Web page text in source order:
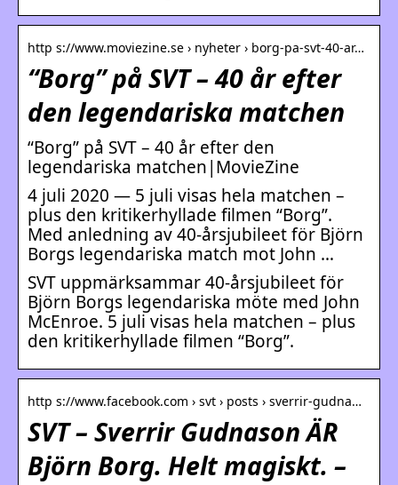
http s://www.moviezine.se › nyheter › borg-pa-svt-40-ar…
“Borg” på SVT – 40 år efter
den legendariska matchen
“Borg” på SVT – 40 år efter den
legendariska matchen|MovieZine
4 juli 2020 — 5 juli visas hela matchen –
plus den kritikerhyllade filmen “Borg”.
Med anledning av 40-årsjubileet för Björn
Borgs legendariska match mot John …
SVT uppmärksammar 40-årsjubileet för
Björn Borgs legendariska möte med John
McEnroe. 5 juli visas hela matchen – plus
den kritikerhyllade filmen “Borg”.
http s://www.facebook.com › svt › posts › sverrir-gudna…
SVT – Sverrir Gudnason ÄR
Björn Borg. Helt magiskt. –